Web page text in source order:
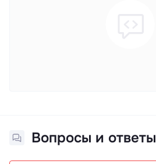
Вопросы и ответы